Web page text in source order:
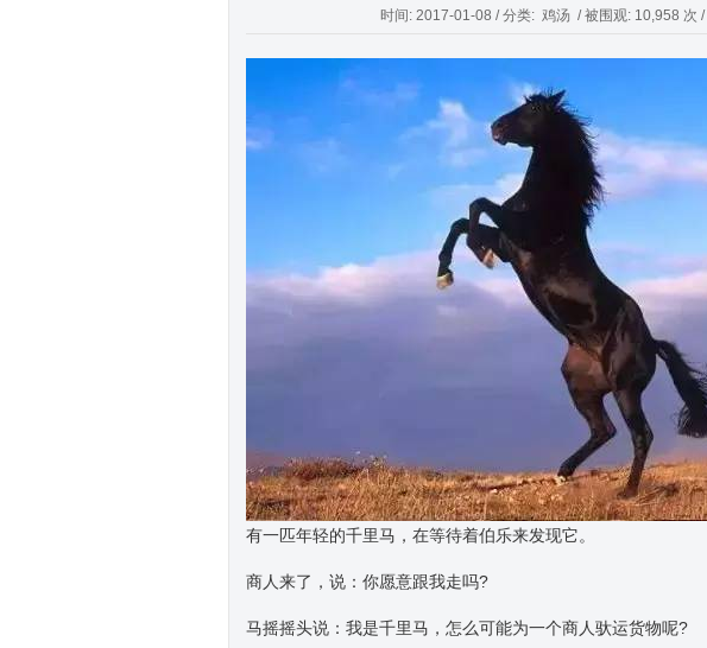
时间: 2017-01-08 / 分类: 鸡汤 / 被围观: 10,958 次 /
有一匹年轻的千里马，在等待着伯乐来发现它。
商人来了，说：你愿意跟我走吗?
马摇摇头说：我是千里马，怎么可能为一个商人驮运货物呢?